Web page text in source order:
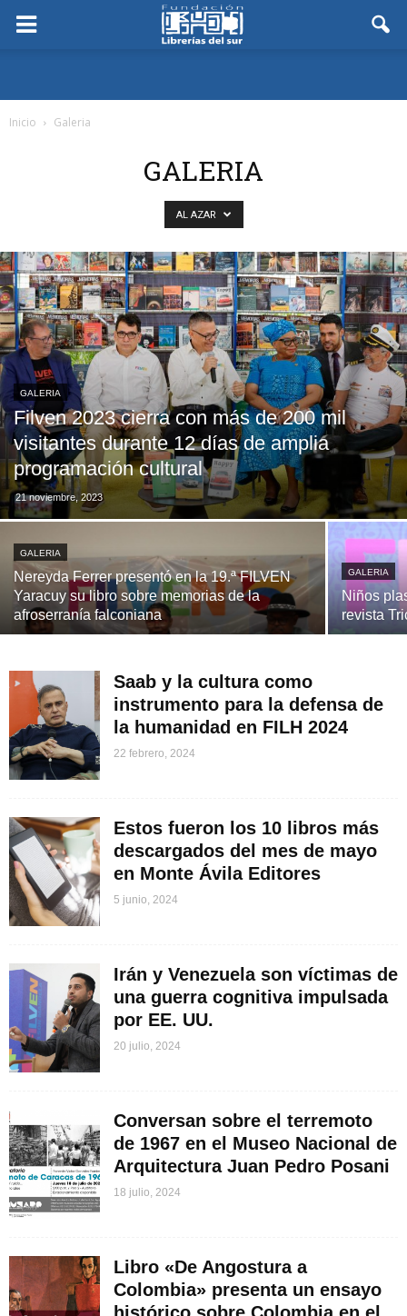
Inicio Galeria
GALERIA
AL AZAR
GALERIA
Filven 2023 cierra con más de 200 mil
visitantes durante 12 días de amplia
programación cultural
21 noviembre, 2023
GALERIA
Nereyda Ferrer presentó en la 19.ª FILVEN
Yaracuy su libro sobre memorias de la
afroserranía falconiana
GALERIA
Niños
revista
Saab y la cultura como
instrumento para la defensa de
la humanidad en FILH 2024
22 febrero, 2024
Estos fueron los 10 libros más
descargados del mes de mayo
en Monte Ávila Editores
5 junio, 2024
Irán y Venezuela son víctimas de
una guerra cognitiva impulsada
por EE. UU.
20 julio, 2024
Conversan sobre el terremoto
de 1967 en el Museo Nacional de
Arquitectura Juan Pedro Posani
18 julio, 2024
Libro «De Angostura a
Colombia» presenta un ensayo